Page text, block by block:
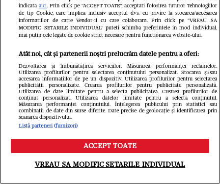
ul Dinamo – U Craiova 5-1. Câți
români s-au uitat la etapa 2 din
SuperLiga
GSP.RO
Celebra actriță a făcut
GSP.RO
Meniu Caută
indicataaici. Prin click pe “ACCEPT TOATE”, acceptati folosirea tuturor Tehnologiilor
de tip Cookie, care implica inclusiv acceptul dvs. cu privire la stocarea/accesarea
informatiilor de catre Vendor-ii cu care colaboram. Prin click pe “VREAU SA
MODIFIC SETARILE INDIVIDUAL” puteti schimba preferintele in mod individual,
mai putin cele legate de cookie strict necesare pentru functionarea website-ului.
Atât noi, cât și partenerii noștri prelucrăm datele pentru a oferi:
Dezvoltarea și îmbunătățirea serviciilor. Măsurarea performanței reclamelor.
Utilizarea profilurilor pentru selectarea conținutului personalizat. Stocarea și/sau
accesarea informațiilor de pe un dispozitiv. Utilizarea profilurilor pentru selectarea
publicității personalizate. Crearea profilurilor pentru publicitate personalizată.
Utilizarea de date limitate pentru a selecta publicitatea. Crearea profilurilor de
conținut personalizat. Utilizarea datelor limitate pentru a selecta conținutul.
Măsurarea performanței conținutului. Înțelegerea publicului prin statistici sau
combinații de date din surse diferite. Date precise de geolocație și identificarea prin
scanarea dispozitivului.
Listă parteneri (furnizori)
ACCEPT TOATE
VREAU SA MODIFIC SETARILE INDIVIDUAL